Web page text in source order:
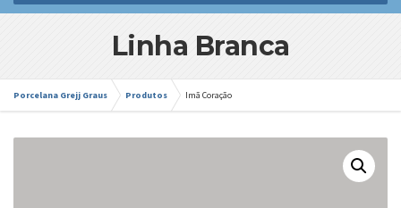
Linha Branca
Porcelana Grejj Graus Produtos Imã Coração